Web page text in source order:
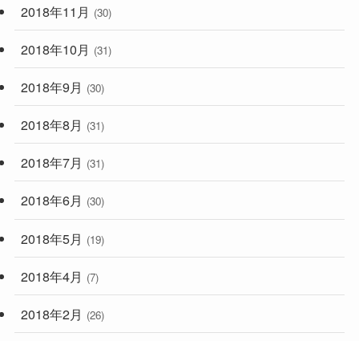
2018年11月 (30)
2018年10月 (31)
2018年9月 (30)
2018年8月 (31)
2018年7月 (31)
2018年6月 (30)
2018年5月 (19)
2018年4月 (7)
2018年2月 (26)